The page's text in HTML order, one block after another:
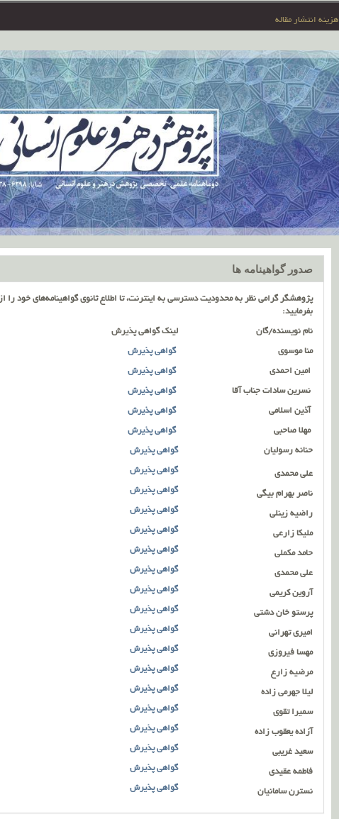
هزینه انتشار مقاله
صدور گواهینامه ها
پژوهشگر گرامی نظر به محدودیت دسترسی به اینترنت، تا اطلاع ثانوی گواهینامه‌های خود را از
بفرمایید:
نام نویسنده/گان لینک گواهی پذیرش
منا موسوی گواهی پذیرش
امین احمدی گواهی پذیرش
نسرین سادات جناب آقا گواهی پذیرش
آذین اسلامی گواهی پذیرش
مهلا صاحبی گواهی پذیرش
حنانه رسولیان گواهی پذیرش
علی محمدی گواهی پذیرش
ناصر بهرام بیگی گواهی پذیرش
راضیه زینلی گواهی پذیرش
ملیکا زارعی گواهی پذیرش
حامد مکملی گواهی پذیرش
علی محمدی گواهی پذیرش
آروین کریمی گواهی پذیرش
پرستو خان دشتی گواهی پذیرش
امیری تهرانی گواهی پذیرش
مهسا فیروزی گواهی پذیرش
مرضیه زارع گواهی پذیرش
لیلا جهرمی زاده گواهی پذیرش
سمیرا تقوی گواهی پذیرش
آزاده یعقوب زاده گواهی پذیرش
سعید غریبی گواهی پذیرش
فاطمه عقیدی گواهی پذیرش
نسترن سامانیان گواهی پذیرش